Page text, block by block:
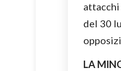
attacchi
del 30
LA